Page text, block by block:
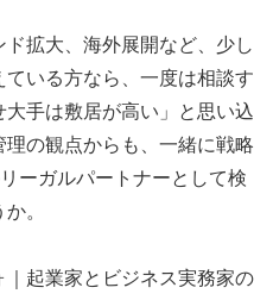
拡大、海外展開など、少し
いる方なら、一度は相談す
手は敷居が高い」と思い込
の観点からも、一緒に戦略
ーガルパートナーとして検
。
起業家とビジネス実務家の